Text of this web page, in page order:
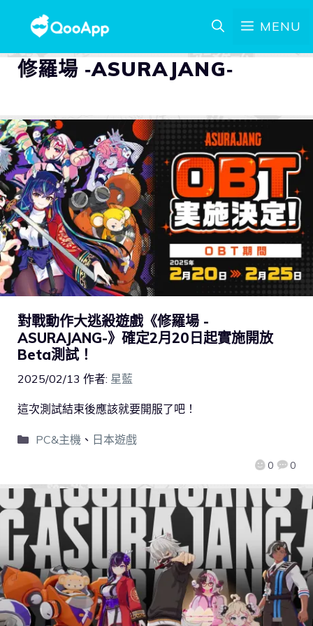
MENU
修羅場 ‐ASURAJANG‐
對戰動作大逃殺遊戲《修羅場 -
ASURAJANG-》確定2月20日起實施開放
Beta測試！
2025/02/13 作者: 星藍
0 0
這次測試結束後應該就要開服了吧！
PC&主機、 日本遊戲